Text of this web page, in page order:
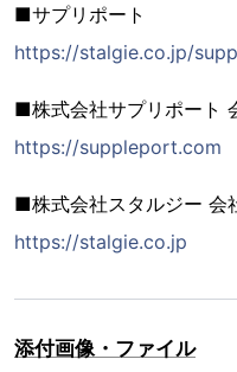
■サプリポート
https://stalgie.co.jp/
■株式会社サプリポート
https://suppleport.com
■株式会社スタルジー 会
https://stalgie.co.jp
添付画像・ファイル